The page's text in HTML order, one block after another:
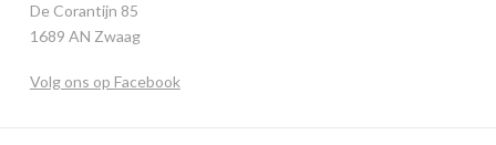
De Corantijn 85
1689 AN Zwaag
Volg ons op Facebook